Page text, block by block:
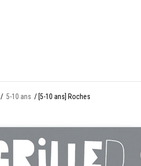
/ 5-10 ans / [5-10 ans] Roches